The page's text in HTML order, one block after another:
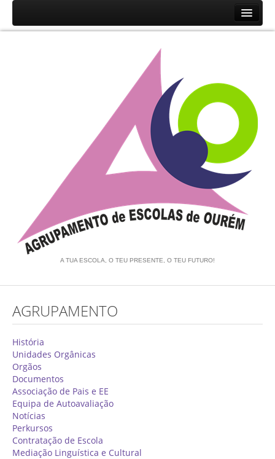
Unidades Orgânicas
Documentos
Associação de Pais e EE
Equipa de Autoavaliação
Notícias
Alunos
Oferta Formativa 2026/2027
Matrículas
Critérios Específicos de Avaliação
Ensino Profissionalizante
Horários
Educação Especial
A TUA ESCOLA, O TEU PRESENTE, O TEU FUTURO!
AGRUPAMENTO
História
Unidades Orgânicas
Orgãos
Documentos
Associação de Pais e EE
Equipa de Autoavaliação
Notícias
Perkursos
Contratação de Escola
Mediação Linguística e Cultural